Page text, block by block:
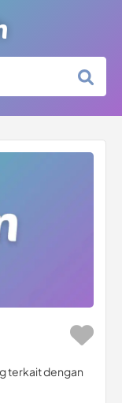
terkait dengan